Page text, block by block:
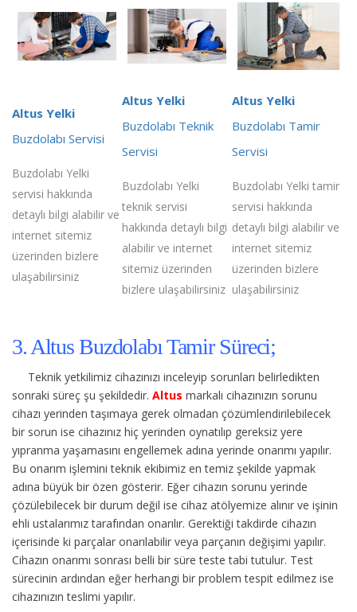
Altus Yelki
Buzdolabı Servisi
Buzdolabı Yelki
servisi hakkında
detaylı bilgi alabilir ve
internet sitemiz
üzerinden bizlere
ulaşabilirsiniz
Altus Yelki
Buzdolabı Teknik
Servisi
Buzdolabı Yelki
teknik servisi
hakkında detaylı bilgi
alabilir ve internet
sitemiz üzerinden
bizlere ulaşabilirsiniz
Altus Yelki
Buzdolabı Tamir
Servisi
Buzdolabı Yelki tamir
servisi hakkında
detaylı bilgi alabilir ve
internet sitemiz
üzerinden bizlere
ulaşabilirsiniz
3. Altus Buzdolabı Tamir Süreci;
Teknik yetkilimiz cihazınızı inceleyip sorunları belirledikten
sonraki süreç şu şekildedir. Altus markalı cihazınızın sorunu
cihazı yerinden taşımaya gerek olmadan çözümlendirilebilecek
bir sorun ise cihazınız hiç yerinden oynatılıp gereksiz yere
yıpranma yaşamasını engellemek adına yerinde onarımı yapılır.
Bu onarım işlemini teknik ekibimiz en temiz şekilde yapmak
adına büyük bir özen gösterir. Eğer cihazın sorunu yerinde
çözülebilecek bir durum değil ise cihaz atölyemize alınır ve işinin
ehli ustalarımız tarafından onarılır. Gerektiği takdirde cihazın
içerisinde ki parçalar onarılabilir veya parçanın değişimi yapılır.
Cihazın onarımı sonrası belli bir süre teste tabi tutulur. Test
sürecinin ardından eğer herhangi bir problem tespit edilmez ise
cihazınızın teslimi yapılır.